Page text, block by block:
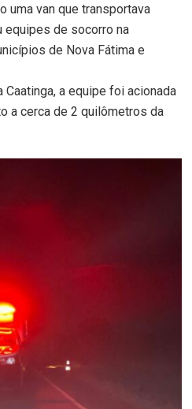
uma van que transportava
equipes de socorro na
de Nova Fátima e
Caatinga, a equipe foi acionada
a cerca de 2 quilômetros da